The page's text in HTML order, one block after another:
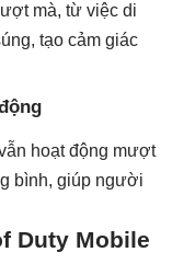
mà, từ việc di
tạo cảm giác
hoạt động mượt
bình, giúp người
Duty Mobile